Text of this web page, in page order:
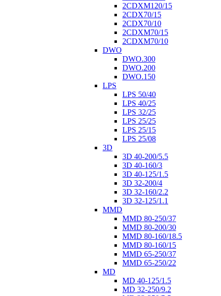
2CDXM120/15
2CDX70/15
2CDX70/10
2CDXM70/15
2CDXM70/10
DWO
DWO.300
DWO.200
DWO.150
LPS
LPS 50/40
LPS 40/25
LPS 32/25
LPS 25/25
LPS 25/15
LPS 25/08
3D
3D 40-200/5.5
3D 40-160/3
3D 40-125/1.5
3D 32-200/4
3D 32-160/2.2
3D 32-125/1.1
MMD
MMD 80-250/37
MMD 80-200/30
MMD 80-160/18.5
MMD 80-160/15
MMD 65-250/37
MMD 65-250/22
MD
MD 40-125/1.5
MD 32-250/9.2